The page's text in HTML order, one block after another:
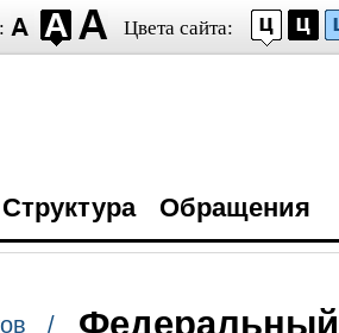
Цвета сайта:
Структура Обращения
/ Федеральный